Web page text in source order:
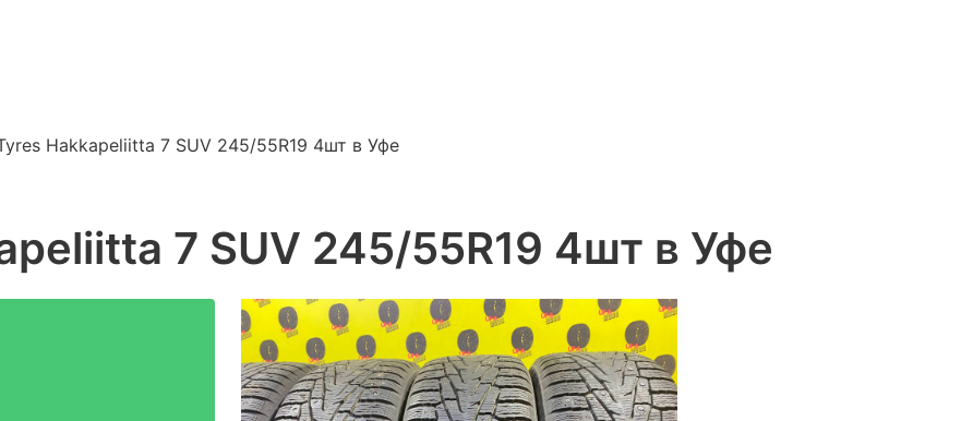
Hakkapeliitta 7 SUV 245/55R19 4шт в Уфе
7 SUV 245/55R19 4шт в Уфе